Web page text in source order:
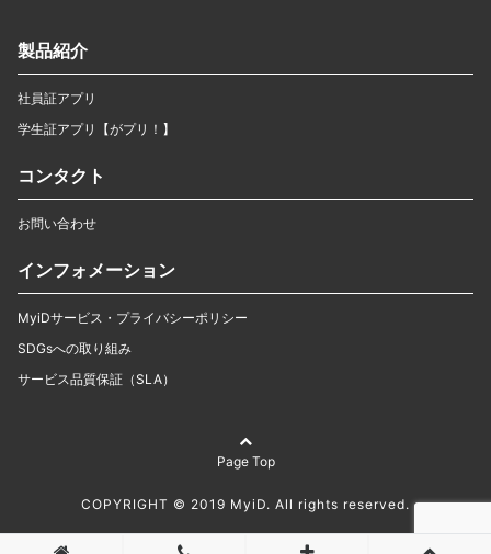
製品紹介
社員証アプリ
学生証アプリ【がプリ！】
コンタクト
お問い合わせ
インフォメーション
MyiDサービス・プライバシーポリシー
SDGsへの取り組み
サービス品質保証（SLA）
Page Top
COPYRIGHT © 2019 MyiD. All rights reserved.